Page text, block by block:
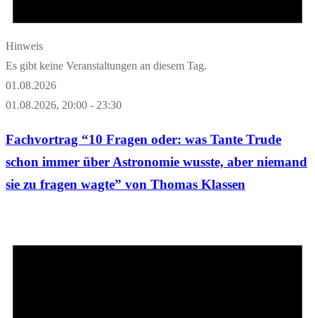
Hinweis
Es gibt keine Veranstaltungen an diesem Tag.
01.08.2026
01.08.2026, 20:00 - 23:30
Fachvortrag “10 Fragen oder: was Tante Trude
schon immer über Astronomie wusste, aber niemand
sie zu fragen wagte” von Thomas Klassen